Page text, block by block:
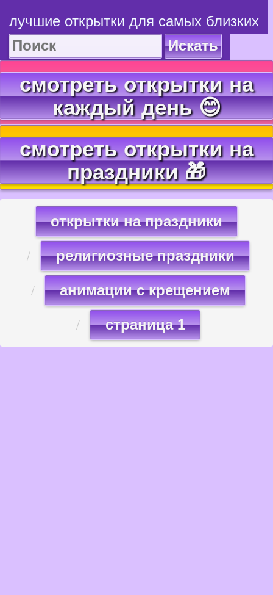
лучшие открытки для самых близких
Искать
смотреть открытки на
каждый день 😊
смотреть открытки на
праздники 🎁
открытки на праздники
религиозные праздники
анимации с крещением
страница 1